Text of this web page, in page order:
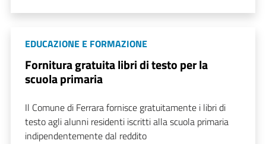
EDUCAZIONE E FORMAZIONE
Fornitura gratuita libri di testo per la
scuola primaria
Il Comune di Ferrara fornisce gratuitamente i libri di
testo agli alunni residenti iscritti alla scuola primaria
indipendentemente dal reddito